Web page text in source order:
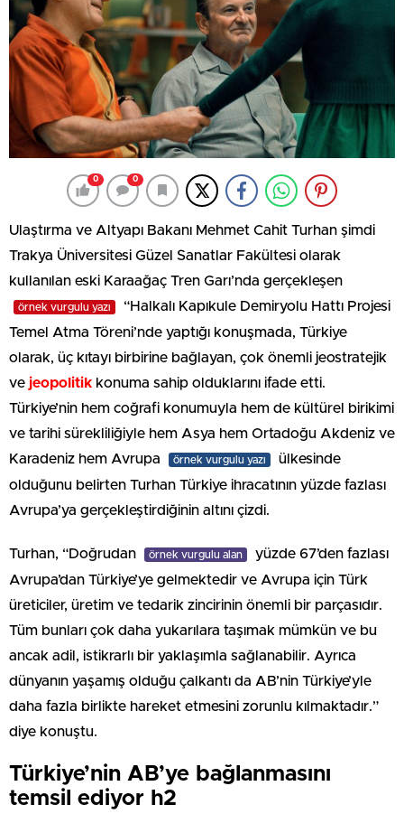
0 0
Ulaştırma ve Altyapı Bakanı Mehmet Cahit Turhan şimdi
Trakya Üniversitesi Güzel Sanatlar Fakültesi olarak
kullanılan eski Karaağaç Tren Garı’nda gerçekleşen
örnek vurgulu yazı
“Halkalı Kapıkule Demiryolu Hattı Projesi
Temel Atma Töreni’nde yaptığı konuşmada, Türkiye
olarak, üç kıtayı birbirine bağlayan, çok önemli jeostratejik
ve jeopolitik konuma sahip olduklarını ifade etti.
Türkiye’nin hem coğrafi konumuyla hem de kültürel birikimi
ve tarihi sürekliliğiyle hem Asya hem Ortadoğu Akdeniz ve
Karadeniz hem Avrupa
örnek vurgulu yazı
ülkesinde
olduğunu belirten Turhan Türkiye ihracatının yüzde fazlası
Avrupa’ya gerçekleştirdiğinin altını çizdi.
Turhan, “Doğrudan örnek vurgulu alan
yüzde 67’den fazlası
Avrupa’dan Türkiye’ye gelmektedir ve Avrupa için Türk
üreticiler, üretim ve tedarik zincirinin önemli bir parçasıdır.
Tüm bunları çok daha yukarılara taşımak mümkün ve bu
ancak adil, istikrarlı bir yaklaşımla sağlanabilir. Ayrıca
dünyanın yaşamış olduğu çalkantı da AB’nin Türkiye’yle
daha fazla birlikte hareket etmesini zorunlu kılmaktadır.”
diye konuştu.
Türkiye’nin AB’ye bağlanmasını
temsil ediyor h2